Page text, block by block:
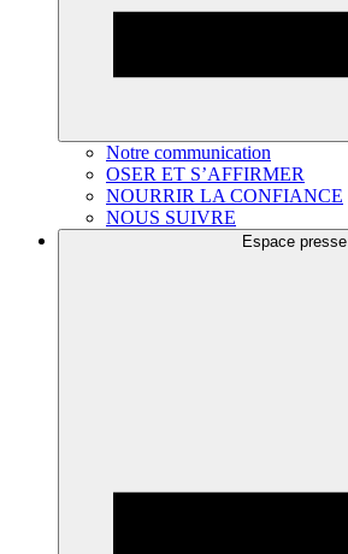
Notre communication
OSER ET S’AFFIRMER
NOURRIR LA CONFIANCE
NOUS SUIVRE
Espace presse